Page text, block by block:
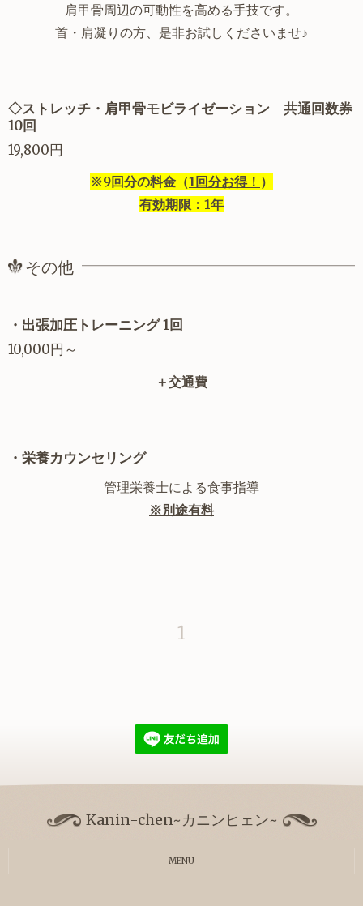
肩甲骨周辺の可動性を高める手技です。
首・肩凝りの方、是非お試しくださいませ♪
◇ストレッチ・肩甲骨モビライゼーション 共通回数券
10回
19,800円
※9回分の料金（1回分お得！ ）
有効期限：1年
その他
・出張加圧トレーニング 1回
10,000円～
＋交通費
・栄養カウンセリング
管理栄養士による食事指導
※別途有料
1
Kanin-chen~カニンヒェン~
MENU